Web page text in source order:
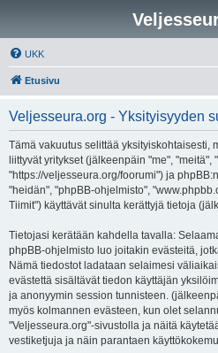
UKK
Etusivu
Veljesseura.org - Yksityisyyden
Tämä vakuutus selittää yksityiskohtaisesti,
liittyvät yritykset (jälkeenpäin "me", "meitä",
"https://veljesseura.org/foorumi") ja
"heidän", "phpBB-ohjelmisto",
Tiimit") käyttävät sinulta kerättyjä tietoja
Tietojasi kerätään kahdella tavalla:
phpBB-ohjelmisto luo joitakin evästeitä,
Nämä tiedostot ladataan selaimesi
evästettä sisältävät tiedon käyttäjän
ja anonyymin session tunnisteen.
myös kolmannen evästeen, kun olet
"Veljesseura.org"-sivustolla ja näitä
vestiketjuja ja näin parantaen